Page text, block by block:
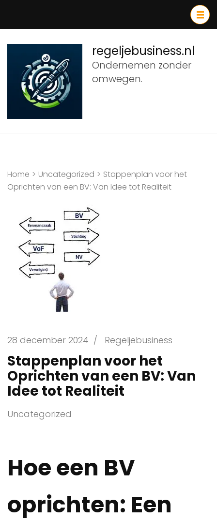
inhoud
(druk
Enter)
regeljebusiness.nl
Ondernemen zonder
omwegen.
Home > Uncategorized > Stappenplan voor het
Oprichten van een BV: Van Idee tot Realiteit
28 december 2024 / Regeljebusiness
Stappenplan voor het
Oprichten van een BV: Van
Idee tot Realiteit
Uncategorized
Hoe een BV
oprichten: Een